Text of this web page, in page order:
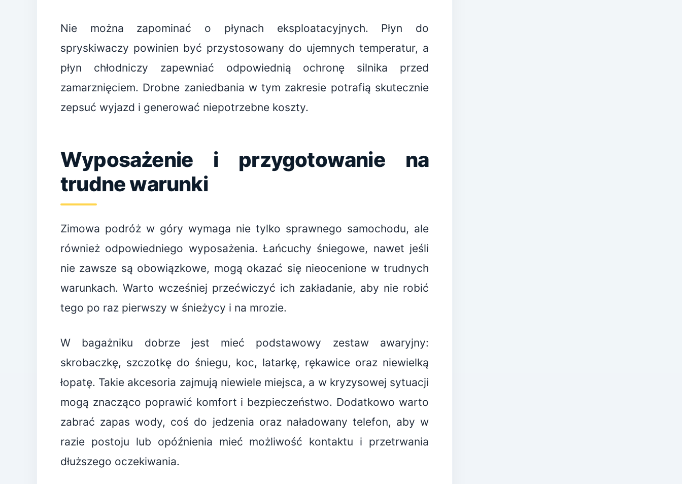
Nie można zapominać o płynach eksploatacyjnych. Płyn do
spryskiwaczy powinien być przystosowany do ujemnych temperatur, a
płyn chłodniczy zapewniać odpowiednią ochronę silnika przed
zamarznięciem. Drobne zaniedbania w tym zakresie potrafią skutecznie
zepsuć wyjazd i generować niepotrzebne koszty.
Wyposażenie i przygotowanie na
trudne warunki
Zimowa podróż w góry wymaga nie tylko sprawnego samochodu, ale
również odpowiedniego wyposażenia. Łańcuchy śniegowe, nawet jeśli
nie zawsze są obowiązkowe, mogą okazać się nieocenione w trudnych
warunkach. Warto wcześniej przećwiczyć ich zakładanie, aby nie robić
tego po raz pierwszy w śnieżycy i na mrozie.
W bagażniku dobrze jest mieć podstawowy zestaw awaryjny:
skrobaczkę, szczotkę do śniegu, koc, latarkę, rękawice oraz niewielką
łopatę. Takie akcesoria zajmują niewiele miejsca, a w kryzysowej sytuacji
mogą znacząco poprawić komfort i bezpieczeństwo. Dodatkowo warto
zabrać zapas wody, coś do jedzenia oraz naładowany telefon, aby w
razie postoju lub opóźnienia mieć możliwość kontaktu i przetrwania
dłuższego oczekiwania.